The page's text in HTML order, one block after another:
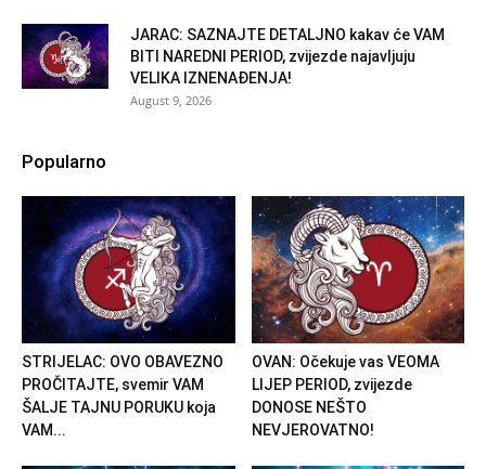
JARAC: SAZNAJTE DETALJNO kakav će VAM
BITI NAREDNI PERIOD, zvijezde najavljuju
VELIKA IZNENAĐENJA!
August 9, 2026
Popularno
STRIJELAC: OVO OBAVEZNO
PROČITAJTE, svemir VAM
ŠALJE TAJNU PORUKU koja
VAM...
OVAN: Očekuje vas VEOMA
LIJEP PERIOD, zvijezde
DONOSE NEŠTO
NEVJEROVATNO!